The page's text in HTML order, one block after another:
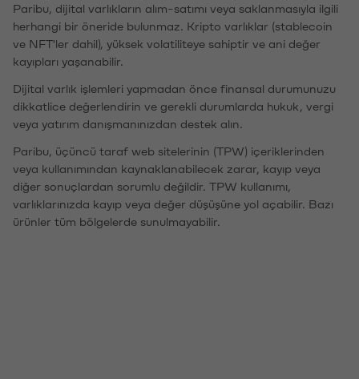
Paribu, dijital varlıkların alım-satımı veya saklanmasıyla ilgili
herhangi bir öneride bulunmaz. Kripto varlıklar (stablecoin
ve NFT'ler dahil), yüksek volatiliteye sahiptir ve ani değer
kayıpları yaşanabilir.
Dijital varlık işlemleri yapmadan önce finansal durumunuzu
dikkatlice değerlendirin ve gerekli durumlarda hukuk, vergi
veya yatırım danışmanınızdan destek alın.
Paribu, üçüncü taraf web sitelerinin (TPW) içeriklerinden
veya kullanımından kaynaklanabilecek zarar, kayıp veya
diğer sonuçlardan sorumlu değildir. TPW kullanımı,
varlıklarınızda kayıp veya değer düşüşüne yol açabilir. Bazı
ürünler tüm bölgelerde sunulmayabilir.